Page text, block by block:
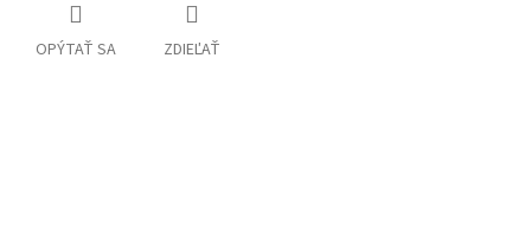
OPÝTAŤ SA ZDIEĽAŤ